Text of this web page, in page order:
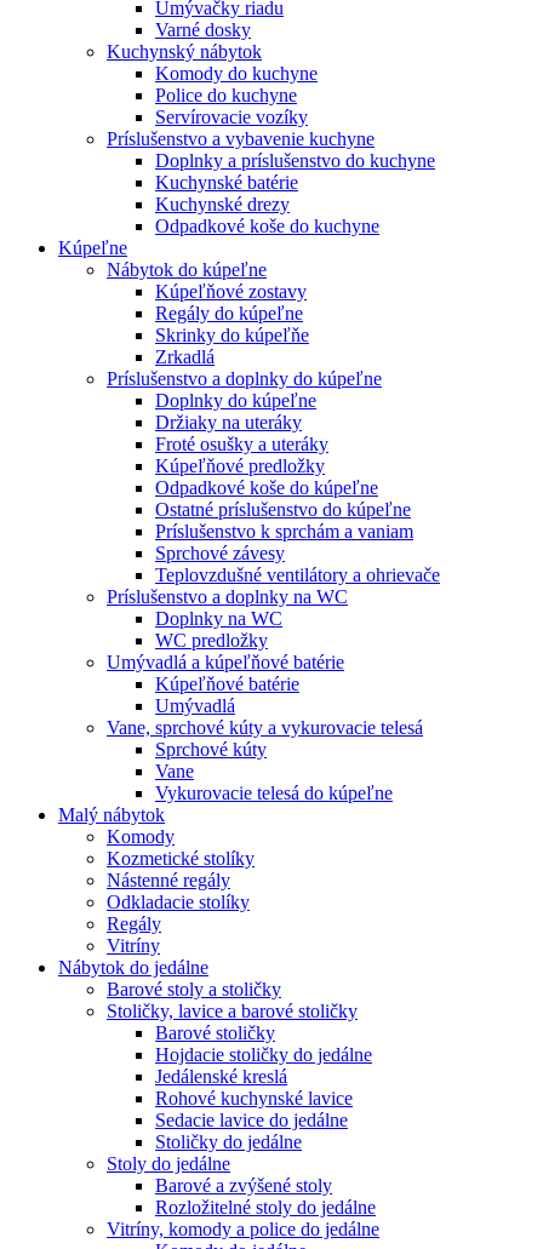
Umývačky riadu
Varné dosky
Kuchynský nábytok
Komody do kuchyne
Police do kuchyne
Servírovacie vozíky
Príslušenstvo a vybavenie kuchyne
Doplnky a príslušenstvo do kuchyne
Kuchynské batérie
Kuchynské drezy
Odpadkové koše do kuchyne
Kúpeľne
Nábytok do kúpeľne
Kúpeľňové zostavy
Regály do kúpeľne
Skrinky do kúpeľňe
Zrkadlá
Príslušenstvo a doplnky do kúpeľne
Doplnky do kúpeľne
Držiaky na uteráky
Froté osušky a uteráky
Kúpeľňové predložky
Odpadkové koše do kúpeľne
Ostatné príslušenstvo do kúpeľne
Príslušenstvo k sprchám a vaniam
Sprchové závesy
Teplovzdušné ventilátory a ohrievače
Príslušenstvo a doplnky na WC
Doplnky na WC
WC predložky
Umývadlá a kúpeľňové batérie
Kúpeľňové batérie
Umývadlá
Vane, sprchové kúty a vykurovacie telesá
Sprchové kúty
Vane
Vykurovacie telesá do kúpeľne
Malý nábytok
Komody
Kozmetické stolíky
Nástenné regály
Odkladacie stolíky
Regály
Vitríny
Nábytok do jedálne
Barové stoly a stoličky
Stoličky, lavice a barové stoličky
Barové stoličky
Hojdacie stoličky do jedálne
Jedálenské kreslá
Rohové kuchynské lavice
Sedacie lavice do jedálne
Stoličky do jedálne
Stoly do jedálne
Barové a zvýšené stoly
Rozložitelné stoly do jedálne
Vitríny, komody a police do jedálne